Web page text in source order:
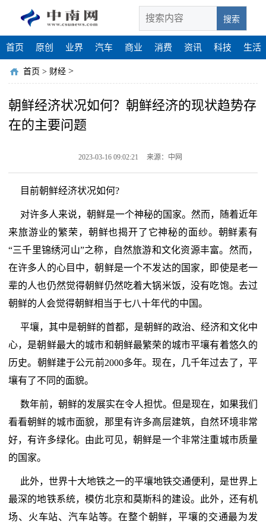
搜索
首页 原创 业界 汽车 商业 消费 资讯 科技 生活
首页 > 财经 >
朝鲜经济状况如何？朝鲜经济的现状趋势存
在的主要问题
2023-03-16 09:02:21 来源：中网
目前朝鲜经济状况如何?
对许多人来说，朝鲜是一个神秘的国家。然而，随着近年
来旅游业的繁荣，朝鲜也揭开了它神秘的面纱。朝鲜素有
“三千里锦绣河山”之称，自然旅游和文化资源丰富。然而，
在许多人的心目中，朝鲜是一个不发达的国家，即使是老一
辈的人也仍然觉得朝鲜仍然吃着大锅米饭，没有吃饱。去过
朝鲜的人会觉得朝鲜相当于七八十年代的中国。
平壤，其中是朝鲜的首都，是朝鲜的政治、经济和文化中
心，是朝鲜最大的城市和朝鲜最繁荣的城市平壤有着悠久的
历史。朝鲜建于公元前2000多年。现在，几千年过去了，平
壤有了不同的面貌。
数年前，朝鲜的发展实在令人担忧。但是现在，如果我们
看看朝鲜的城市面貌，那里有许多高层建筑，自然环境非常
好，有许多绿化。由此可见，朝鲜是一个非常注重城市质量
的国家。
此外，世界十大地铁之一的平壤地铁交通便利，是世界上
最深的地铁系统，模仿北京和莫斯科的建设。此外，还有机
场、火车站、汽车站等。在整个朝鲜，平壤的交通最为发